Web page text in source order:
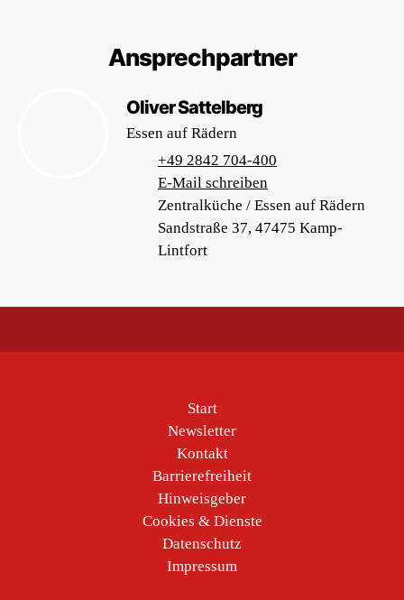
Ansprechpartner
Oliver Sattelberg
Essen auf Rädern
+49 2842 704-400
E-Mail schreiben
Zentralküche / Essen auf Rädern
Sandstraße 37, 47475 Kamp-
Lintfort
Start
Newsletter
Kontakt
Barrierefreiheit
Hinweisgeber
Cookies & Dienste
Datenschutz
Impressum